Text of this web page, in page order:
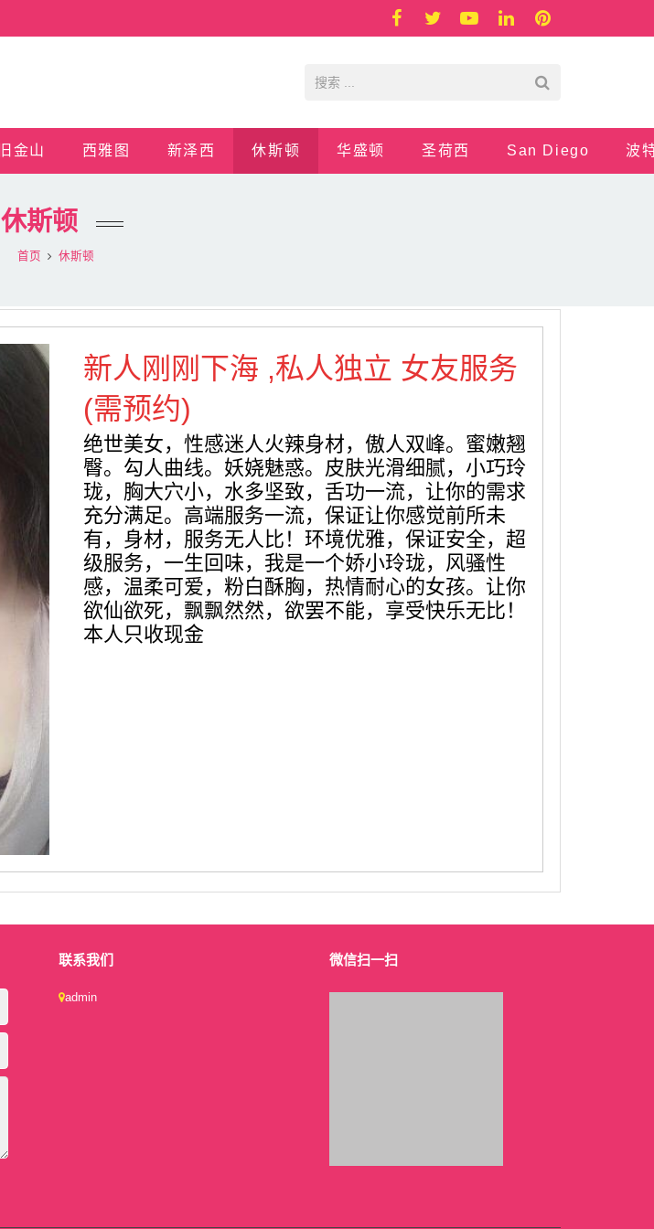
旧金山 西雅图 新泽西 休斯顿 华盛顿 圣荷西 San Diego 波
休斯顿
首页 休斯顿
新人刚刚下海 ,私人独立 女友服务
(需预约)
绝世美女，性感迷人火辣身材，傲人双峰。蜜嫩翘
臀。勾人曲线。妖娆魅惑。皮肤光滑细腻，小巧玲
珑，胸大穴小，水多坚致，舌功一流，让你的需求
充分满足。高端服务一流，保证让你感觉前所未
有，身材，服务无人比！环境优雅，保证安全，超
级服务，一生回味，我是一个娇小玲珑，风骚性
感，温柔可爱，粉白酥胸，热情耐心的女孩。让你
欲仙欲死，飘飘然然，欲罢不能，享受快乐无比！
本人只收现金
联系我们
admin
微信扫一扫